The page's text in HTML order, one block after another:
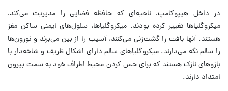
در داخل هیپوکامپ، ناحیه‌ای که حافظه فضایی را مدیریت می‌کند،
میکروگلیاها تغییر کرده بودند. میکروگلیاها، سلول‌های ایمنی ساکن مغز
هستند. آنها بافت را گشت‌زنی می‌کنند، آسیب را از بین می‌برند و نورون‌ها
را سالم نگه می‌دارند. میکروگلیاهای سالم دارای اشکال ظریف و شاخه‌دار با
بازوهای نازک هستند که برای حس کردن محیط اطراف خود به سمت بیرون
امتداد دارند.